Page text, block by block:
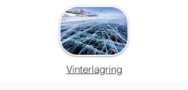
Vinterlagring